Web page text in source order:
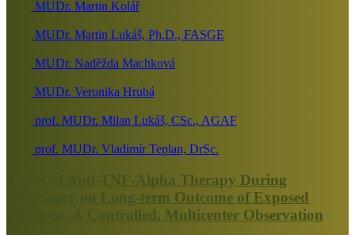
MUDr. Martin Kolář
MUDr. Martin Lukáš, Ph.D., FASGE
MUDr. Naděžda Machková
MUDr. Veronika Hrubá
prof. MUDr. Milan Lukáš, CSc., AGAF
prof. MUDr. Vladimír Teplan, DrSc.
Safety of Anti-TNF-Alpha Therapy During
Pregnancy on Long-term Outcome of Exposed
Children: A Controlled, Multicenter Observation